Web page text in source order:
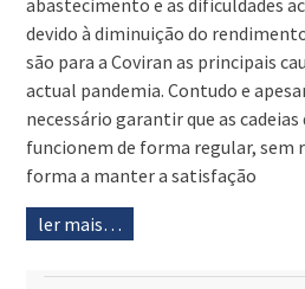
abastecimento e as dificuldades
devido à diminuição do
são para a Coviran as principais
actual pandemia. Contudo e
necessário garantir que as
funcionem de forma regular, sem
forma a manter a satisfação
ler mais…